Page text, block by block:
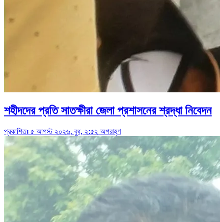
শহীদদের প্রতি সাতক্ষীরা জেলা প্রশাসনের শ্রদ্ধা নিবেদন
প্রকাশিতঃ ৫ আগস্ট ২০২৬, বুধ, ২:৫২ অপরাহ্ণ